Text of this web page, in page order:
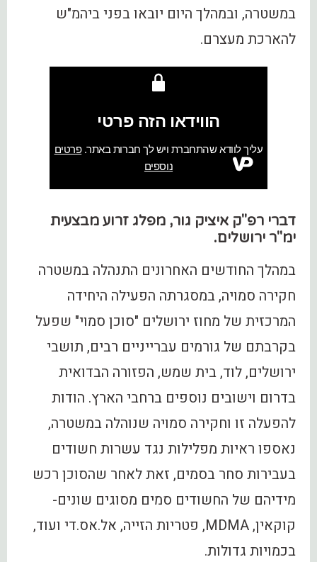
במשטרה, ובמהלך היום יובאו בפני ביהמ"ש
להארכת מעצרם.
דברי רפ"ק איציק גור, מפלג זרוע מבצעית
ימ"ר ירושלים.
במהלך החודשים האחרונים התנהלה במשטרה
חקירה סמויה, במסגרתה הפעילה היחידה
המרכזית של מחוז ירושלים "סוכן סמוי" שפעל
בקרבתם של גורמים עברייניים רבים, תושבי
ירושלים, לוד, בית שמש, הפזורה הבדואית
בדרום וישובים נוספים ברחבי הארץ. הודות
להפעלה זו וחקירה סמויה שנוהלה במשטרה,
נאספו ראיות מפלילות נגד עשרות חשודים
בעבירות סחר בסמים, זאת לאחר שהסוכן רכש
מידיהם של החשודים סמים מסוגים שונים-
קוקאין, MDMA, פטריות הזייה, אל.אס.די ועוד,
בכמויות גדולות.